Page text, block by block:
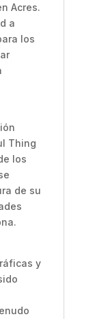
Acres.
a
los
Thing
los
de su
y